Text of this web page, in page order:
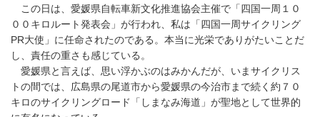
この日は、愛媛県自転車新文化推進協会主催で「四国一周１０
００キロルート発表会」が行われ、私は「四国一周サイクリング
PR大使」に任命されたのである。本当に光栄でありがたいことだ
し、責任の重さも感じている。
愛媛県と言えば、思い浮かぶのはみかんだが、いまサイクリス
トの間では、広島県の尾道市から愛媛県の今治市まで続く約７０
キロのサイクリングロード「しまなみ海道」が聖地として世界的